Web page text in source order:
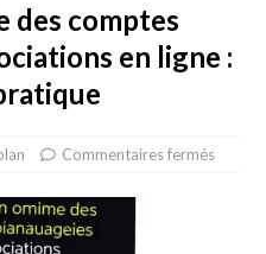
des comptes
en ligne :
Commentaires fermés